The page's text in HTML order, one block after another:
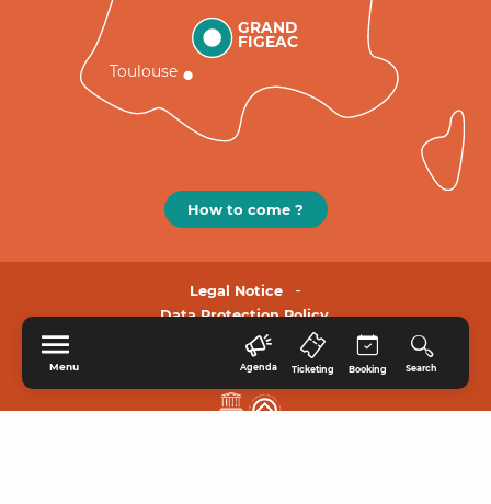
Menu Agenda Ticketing Booking Search
GRAND
FIGEAC
Toulouse
How to come ?
Legal Notice
Data Protection Policy.